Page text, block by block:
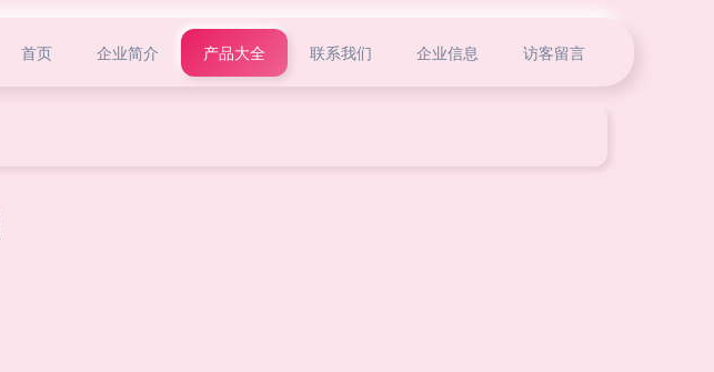
首页 企业简介 产品大全 联系我们 企业信息 访客留言